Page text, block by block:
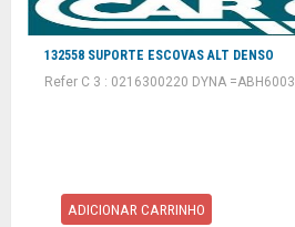
132558 SUPORTE ESCOVAS ALT DENSO
Refer C 3 : 0216300220 DYNA =ABH6003
ADICIONAR CARRINHO